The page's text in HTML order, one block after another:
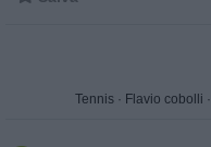
Tennis · Flavio cobolli ·